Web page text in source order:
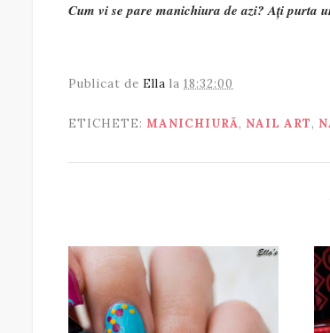
Cum vi se pare manichiura de azi? Ați purta
Publicat de Ella la 18:32:00
ETICHETE: MANICHIURĂ, NAIL ART,